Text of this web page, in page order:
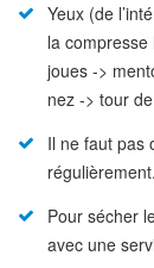
Yeux (de
la compresse
joues ->
nez -> tour
Il ne faut pas
régulièrement.
Pour sécher
avec une